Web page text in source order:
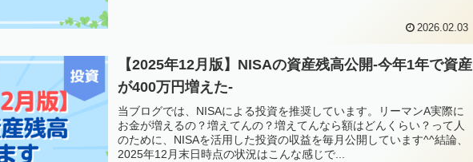
2026.02.03
【2025年12月版】NISAの資産残高公開-今年1年で資産
が400万円増えた-
当ブログでは、NISAによる投資を推奨しています。リーマンA実際に
お金が増えるの？増えてんの？増えてんなら額はどんくらい？って人
のために、NISAを活用した投資の収益を毎月公開しています^^結論、
2025年12月末日時点の状況はこんな感じで...